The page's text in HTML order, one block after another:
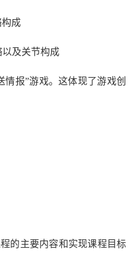
构成
以及关节构成
报”游戏。这体现了游戏创
的主要内容和实现课程目标